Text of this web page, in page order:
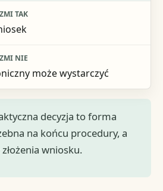
może wystarczyć
decyzja to forma
na końcu procedury, a
wniosku.